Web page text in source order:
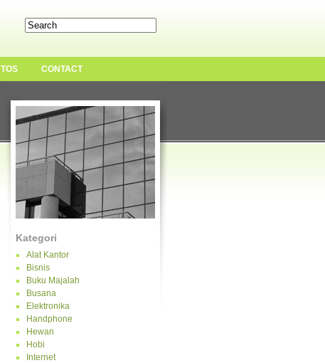
TOS CONTACT
Kategori
Alat Kantor
Bisnis
Buku Majalah
Busana
Elektronika
Handphone
Hewan
Hobi
Internet